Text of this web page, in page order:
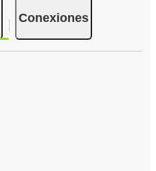
Conexiones